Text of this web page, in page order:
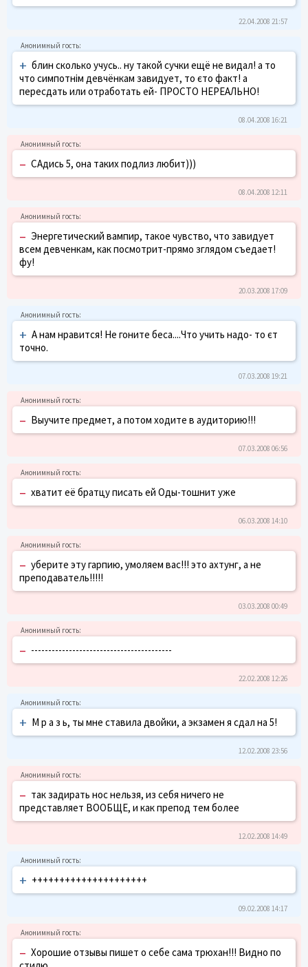
22.04.2008 21:57
+ блин сколько учусь.. ну такой сучки ещё не видал! а то
что симпотнім девчёнкам завидует, то єто факт! а
пересдать или отработать ей- ПРОСТО НЕРЕАЛЬНО!
08.04.2008 16:21
– САдись 5, она таких подлиз любит)))
08.04.2008 12:11
– Энергетический вампир, такое чувство, что завидует
всем девченкам, как посмотрит-прямо зглядом съедает!
фу!
20.03.2008 17:09
+ А нам нравится! Не гоните беса....Что учить надо- то єт
точно.
07.03.2008 19:21
– Выучите предмет, а потом ходите в аудиторию!!!
07.03.2008 06:56
– хватит её братцу писать ей Оды-тошнит уже
06.03.2008 14:10
– уберите эту гарпию, умоляем вас!!! это ахтунг, а не
преподаватель!!!!!
03.03.2008 00:49
– -----------------------------------------
22.02.2008 12:26
+ М р а з ь, ты мне ставила двойки, а экзамен я сдал на 5!
12.02.2008 23:56
– так задирать нос нельзя, из себя ничего не
представляет ВООБЩЕ, и как препод тем более
12.02.2008 14:49
+ +++++++++++++++++++++
09.02.2008 14:17
– Хорошие отзывы пишет о себе сама трюхан!!! Видно по